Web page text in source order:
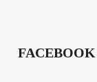
FACEBOOK